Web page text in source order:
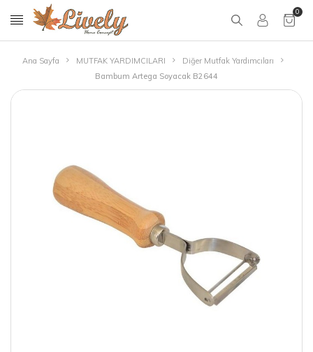
0
Ana Sayfa MUTFAK YARDIMCILARI
Diğer Mutfak Yardımcıları
Bambum Artega Soyacak B2644